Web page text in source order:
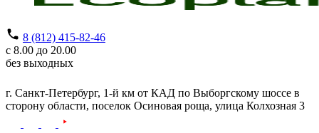
8 (812) 415-82-46
с 8.00 до 20.00
без выходных
г. Санкт-Петербург, 1-й км от КАД по Выборгскому шоссе в
сторону области, поселок Осиновая роща, улица Колхозная 3